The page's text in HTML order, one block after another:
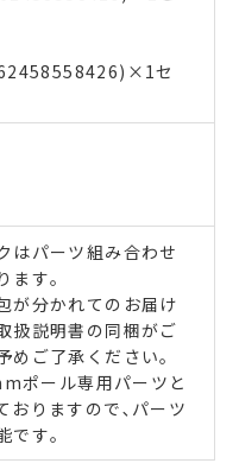
セ
はパーツ組み合わせ
ます｡
が分かれてのお届け
扱説明書の同梱がご
めご了承ください｡
ポール専用パーツと
おりますので､パーツ
です｡